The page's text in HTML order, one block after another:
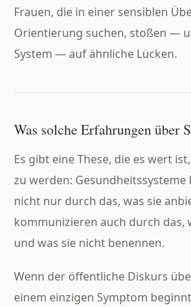
Frauen, die in einer sensiblen
Orientierung suchen, stoßen —
System — auf ähnliche Lücken.
Was solche Erfahrungen über
Es gibt eine These, die es wert
zu werden:
nicht nur durch das, was sie
kommunizieren auch durch das,
und was sie nicht benennen.
Wenn der öffentliche Diskurs
einem einzigen Symptom